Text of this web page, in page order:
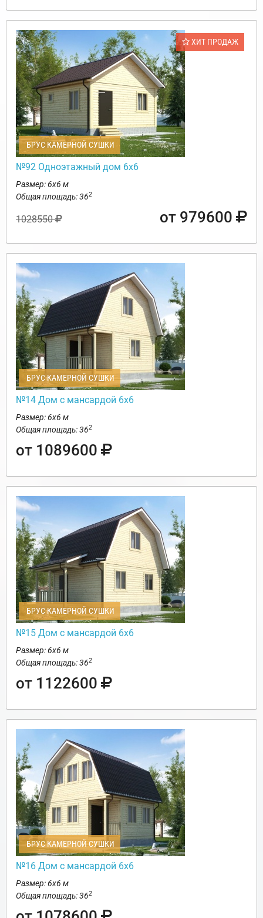
ХИТ ПРОДАЖ
БРУС КАМЕРНОЙ СУШКИ
№92 Одноэтажный дом 6х6
Размер: 6х6 м
Общая площадь: 362
1028550 от 979600
БРУС КАМЕРНОЙ СУШКИ
№14 Дом с мансардой 6х6
Размер: 6х6 м
Общая площадь: 362
от 1089600
БРУС КАМЕРНОЙ СУШКИ
№15 Дом с мансардой 6х6
Размер: 6х6 м
Общая площадь: 362
от 1122600
БРУС КАМЕРНОЙ СУШКИ
№16 Дом с мансардой 6х6
Размер: 6х6 м
Общая площадь: 362